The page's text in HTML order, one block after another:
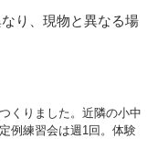
り、現物と異なる場
くりました。近隣の小中
例練習会は週1回。体験